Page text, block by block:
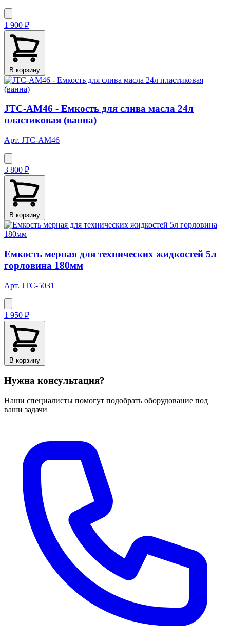
1 900 ₽
В корзину
JTC-AM46 - Емкость для слива масла 24л
пластиковая (ванна)
Арт. JTC-AM46
3 800 ₽
В корзину
Емкость мерная для технических жидкостей 5л
горловина 180мм
Арт. JTC-5031
1 950 ₽
В корзину
Нужна консультация?
Наши специалисты помогут подобрать оборудование под
ваши задачи